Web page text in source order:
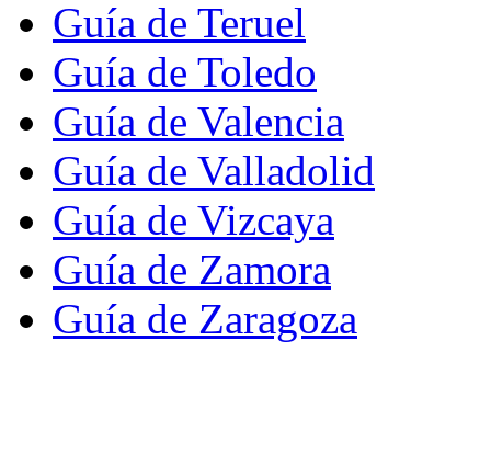
Guía de Teruel
Guía de Toledo
Guía de Valencia
Guía de Valladolid
Guía de Vizcaya
Guía de Zamora
Guía de Zaragoza